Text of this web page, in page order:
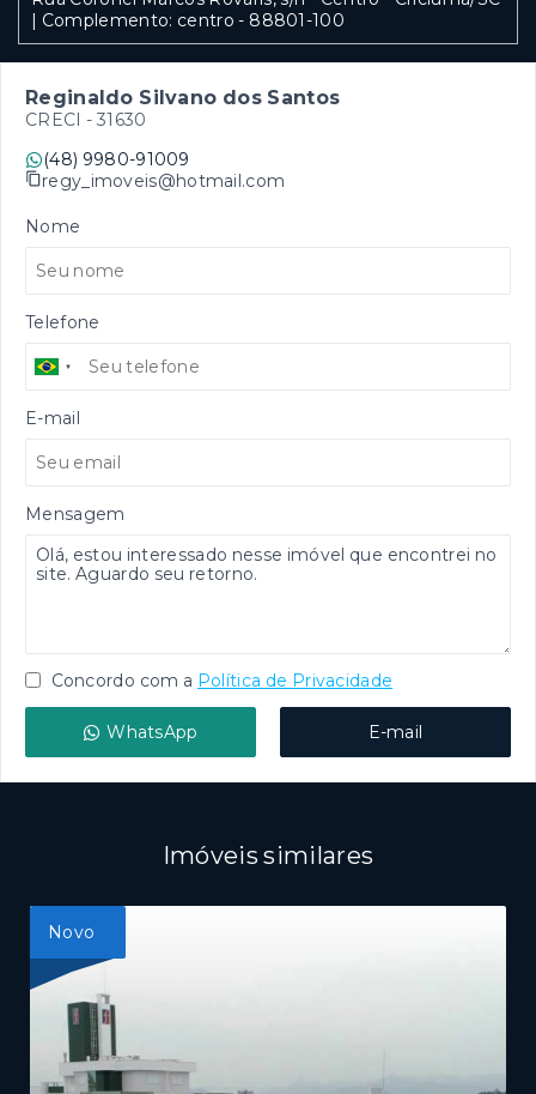
| Complemento: centro - 88801-100
Reginaldo Silvano dos Santos
CRECI - 31630
(48) 9980-91009
regy_imoveis@hotmail.com
Nome
Telefone
E-mail
Mensagem
Concordo com a Política de Privacidade
WhatsApp E-mail
Imóveis similares
Novo